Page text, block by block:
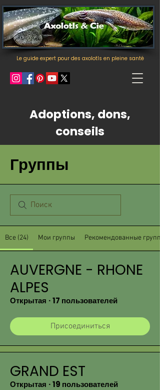
Le guide expert pour des axolotls en pleine santé
Adoptions, dons,
conseils
Группы
Все (24) Мои группы Рекомендованные
AUVERGNE - RHONE
ALPES
Открытая ·17 пользователей
Присоединиться
GRAND EST
Открытая ·19 пользователей